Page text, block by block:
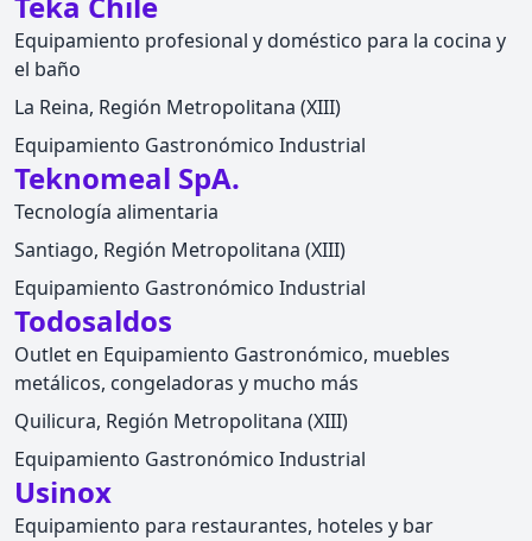
Equipamiento profesional y doméstico para la cocina y
el baño
La Reina, Región Metropolitana (XIII)
Equipamiento Gastronómico Industrial
Teknomeal SpA.
Tecnología alimentaria
Santiago, Región Metropolitana (XIII)
Equipamiento Gastronómico Industrial
Todosaldos
Outlet en Equipamiento Gastronómico, muebles
metálicos, congeladoras y mucho más
Quilicura, Región Metropolitana (XIII)
Equipamiento Gastronómico Industrial
Usinox
Equipamiento para restaurantes, hoteles y bar